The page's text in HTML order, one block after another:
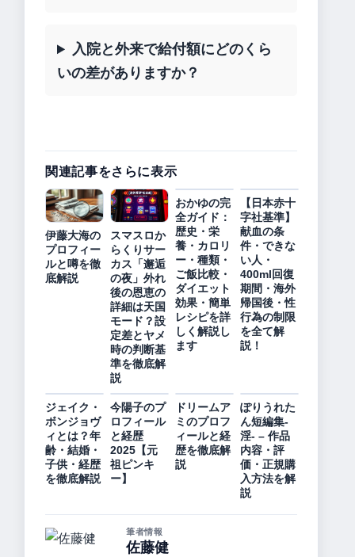
入院と外来で給付額にどのくら
いの差がありますか？
関連記事をさらに表示
伊藤大海の
プロフィー
ルと噂を徹
底解説
スマスロか
らくりサー
カス「邂逅
の夜」外れ
後の恩恵の
詳細は天国
モード？設
定差とヤメ
時の判断基
準を徹底解
説
おかゆの完
全ガイド：
歴史・栄
養・カロリ
ー・種類・
ご飯比較・
ダイエット
効果・簡単
レシピを詳
しく解説し
ます
【日本赤十
字社基準】
献血の条
件・できな
い人・
400ml回復
期間・海外
帰国後・性
行為の制限
を全て解
説！
ジェイク・
ボンジョヴ
ィとは？年
齢・結婚・
子供・経歴
を徹底解説
今陽子のプ
ロフィール
と経歴
2025【元
祖ピンキ
ー】
ドリームア
ミのプロフ
ィールと経
歴を徹底解
説
ぽりうれた
ん短編集-
淫- – 作品
内容・評
価・正規購
入方法を解
説
筆者情報
佐藤健